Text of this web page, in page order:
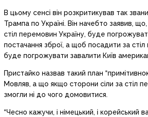
В цьому сенсі він розкритикував так
Трампа по Україні. Він начебто заявив,
стіл перемовин Україну, буде
постачання зброї, а щоб посадити за
буде погрожувати завалити Київ
Пристайко назвав такий план
Мовляв, а що якщо сторони сіли за стіл
змогли ні до чого домовитися.
“Чесно кажучи, і німецький, і корейський